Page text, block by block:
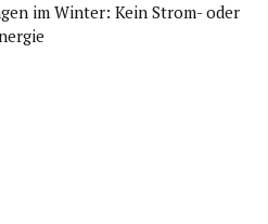
im Winter: Kein Strom- oder